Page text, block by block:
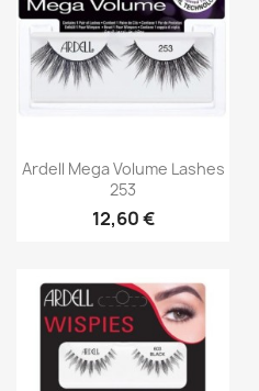
Aperçu rapide
Ardell Mega Volume Lashes
253
12,60 €